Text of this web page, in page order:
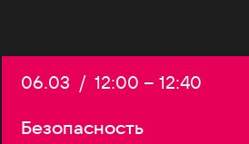
Дата:
06.03 / Начало:
12:00 – Конец:
12:40
Безопасность